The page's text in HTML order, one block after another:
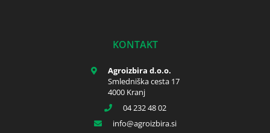
KONTAKT
Agroizbira d.o.o.
Smledniška cesta 17
4000 Kranj
04 232 48 02
info
agroizbira.si